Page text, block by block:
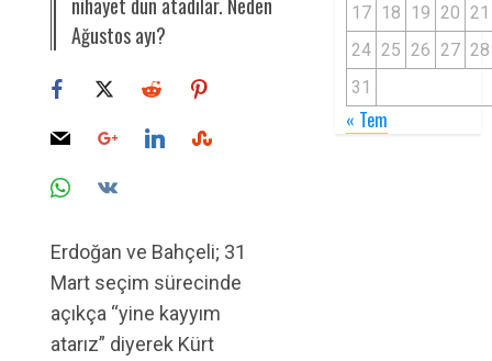
Ağustos ayı?
Erdoğan ve Bahçeli; 31
Mart seçim sürecinde
açıkça “yine kayyım
atarız” diyerek Kürt
17 18 19 20 21
24 25 26 27 28
31
« Tem